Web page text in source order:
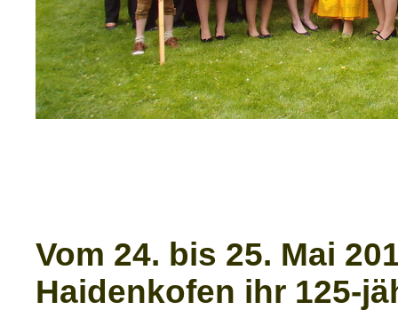
Vom 24. bis 25. Mai
Haidenkofen ihr 125-